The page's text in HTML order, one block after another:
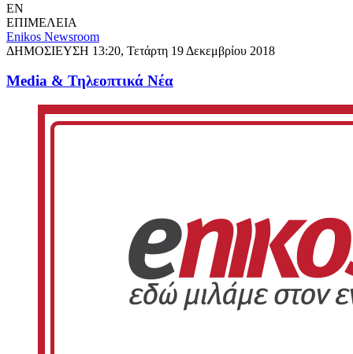
EN
ΕΠΙΜΕΛΕΙΑ
Enikos Newsroom
ΔΗΜΟΣΙΕΥΣΗ 13:20, Τετάρτη 19 Δεκεμβρίου 2018
Media & Τηλεοπτικά Νέα